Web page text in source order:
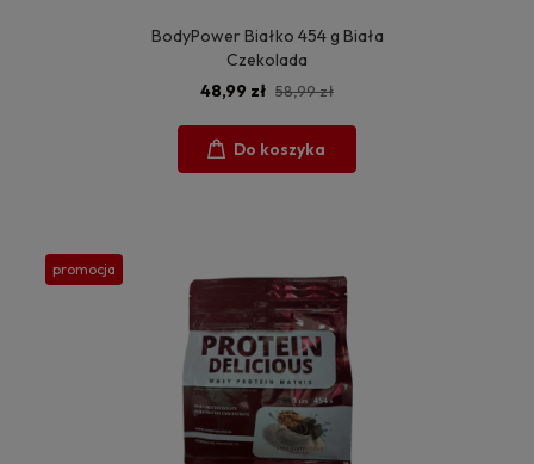
BodyPower Białko 454 g Biała
Czekolada
48,99 zł 58,99 zł
Do koszyka
promocja